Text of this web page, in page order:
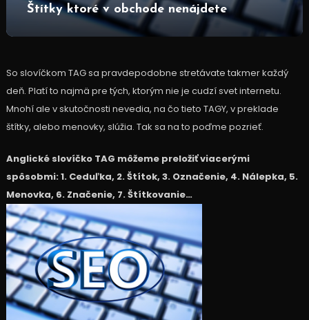
Štítky ktoré v obchode nenájdete
So slovíčkom TAG sa pravdepodobne stretávate takmer každý
deň. Platí to najmä pre tých, ktorým nie je cudzí svet internetu.
Mnohí ale v skutočnosti nevedia, na čo tieto TAGY, v preklade
štítky, alebo menovky, slúžia. Tak sa na to poďme pozrieť.
Anglické slovíčko TAG môžeme preložiť viacerými
spôsobmi: 1. Ceduľka, 2. Štítok, 3. Označenie, 4. Nálepka, 5.
Menovka, 6. Značenie, 7. Štítkovanie…